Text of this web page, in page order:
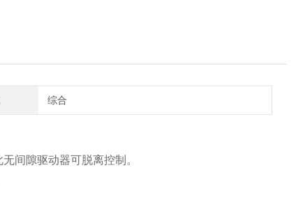
综合
间隙驱动器可脱离控制。